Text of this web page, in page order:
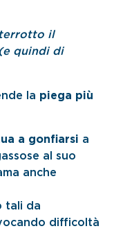
il
quindi di
la piega più
a gonfiarsi a
al suo
anche
tali da
difficoltà